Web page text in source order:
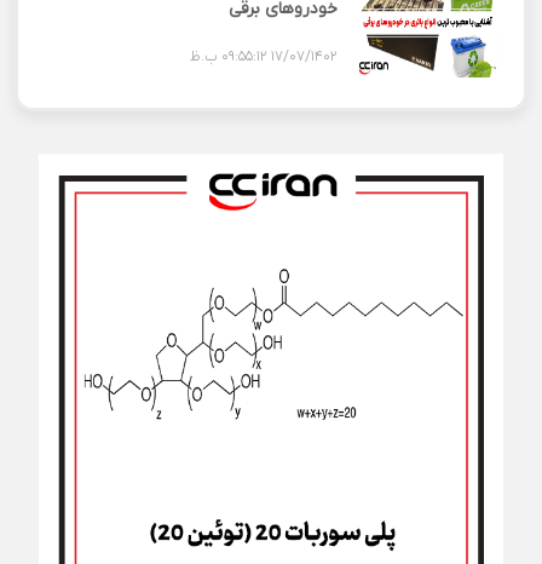
خودروهای برقی
17/07/1402 09:55:12 ب.ظ